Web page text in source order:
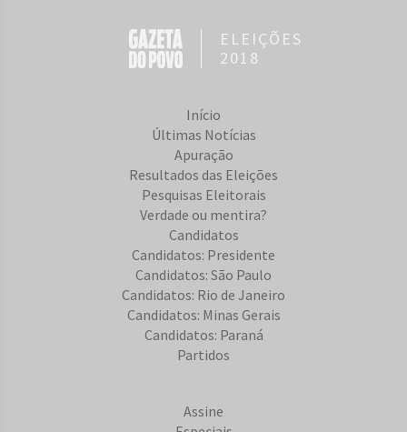
ELEIÇÕES
2018
Início
Últimas Notícias
Apuração
Resultados das Eleições
Pesquisas Eleitorais
Verdade ou mentira?
Candidatos
Candidatos: Presidente
Candidatos: São Paulo
Candidatos: Rio de Janeiro
Candidatos: Minas Gerais
Candidatos: Paraná
Partidos
Assine